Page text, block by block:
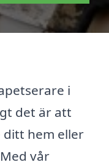
i
det är att
hem eller
vår